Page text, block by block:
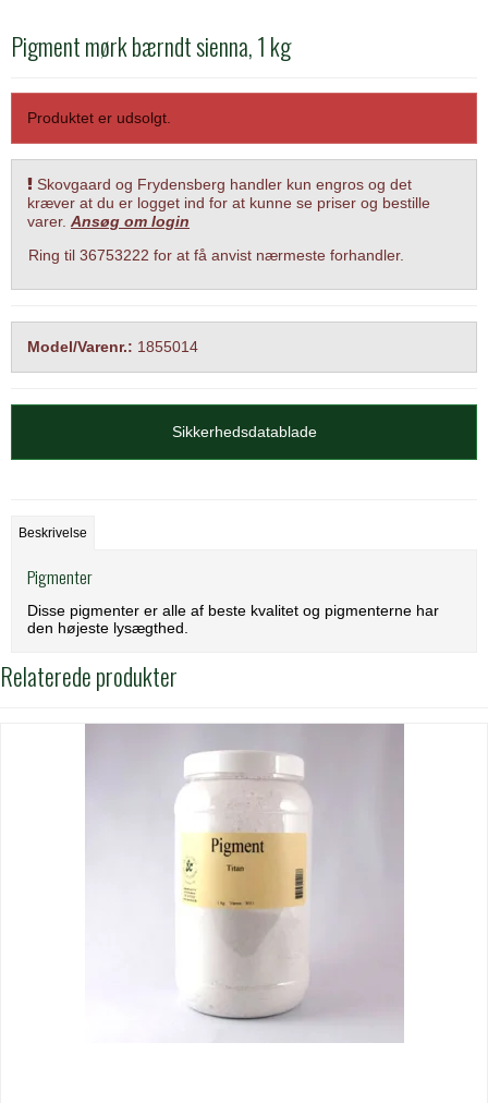
Pigment mørk bærndt sienna, 1 kg
Produktet er udsolgt.
Skovgaard og Frydensberg handler kun engros og det
kræver at du er logget ind for at kunne se priser og bestille
varer. Ansøg om login
Ring til 36753222 for at få anvist nærmeste forhandler.
Model/Varenr.: 1855014
Sikkerhedsdatablade
Beskrivelse
Pigmenter
Disse pigmenter er alle af beste kvalitet og pigmenterne har
den højeste lysægthed.
Relaterede produkter